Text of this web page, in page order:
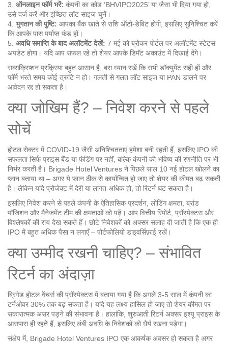
3. ऑनलाइन फॉर्म भरें: कंपनी का कोड ‘BHVIPO2025’ या जैसा भी दिया गया हो,
उसे दर्ज करें और इच्छित लॉट साइज चुनें।
4. भुगतान की पुष्टि: आपका बैंक खाते से राशि ऑटो-डेबिट होगी, इसलिए सुनिश्चित करें
कि आपके पास पर्याप्त फंड हों।
5. अवधि समाप्ति के बाद अलॉटमेंट देखें: 7 मई को ब्रोकर पोर्टल पर अलॉटमेंट स्टेटस
अपडेट होगा। यदि आप सफल रहे तो शेयर आपके डिमॅट अकाउंट में दिखाई देंगे।
सब्सक्रिप्शन प्रक्रिया बहुत आसान है, बस ध्यान रखें कि सभी डॉक्युमेंट सही हों और
फॉर्म भरते समय कोई त्रुटि न हो। गलती से गलत लॉट साइज या PAN डालने पर
आवेदन रद्द हो सकता है।
क्या जोखिम हैं? – निवेश करने से पहले
सोचें
होटल सेक्टर में COVID‑19 जैसी अनिश्चितताएं हमेशा बनी रहती हैं, इसलिए IPO की
सफलता सिर्फ प्राइस बैंड या फंडिंग पर नहीं, बल्कि कंपनी की भविष्य की रणनीति पर भी
निर्भर करती है। Brigade Hotel Ventures ने पिछले साल 10 नई होटल खोलने का
प्लान बताया था – अगर ये प्लान ठीक से कार्यान्वित हो जाए तो शेयर की कीमत बढ़ सकती
है। लेकिन यदि प्रोजेक्ट में देरी या लागत अधिक हो, तो रिटर्न घट सकता है।
इसलिए निवेश करने से पहले कंपनी के ऐतिहासिक प्रदर्शन, लोडिंग क्षमता, ब्रांड
पॉजिशन और मैनेजमेंट टीम की क्षमताओं को पढ़ें। आप वित्तीय रिपोर्ट, प्रॉस्पेक्टस और
विश्लेषकों की राय देख सकते हैं। छोटे निवेशकों को अक्सर सलाह दी जाती है कि एक ही
IPO में बहुत अधिक पैसा न लगाएँ – पोर्टफोलियो डाइवर्सिफ़ाई रखें।
क्या उम्मीद रखनी चाहिए? – संभावित
रिटर्न का अंदाज़ा
ब्रिगेड होटल वेंचर्स की प्रॉस्पेक्टस में बताया गया है कि अगले 3‑5 साल में कंपनी का
टर्नओवर 30% तक बढ़ सकता है। यदि यह लक्ष्य हासिल हो जाए तो शेयर कीमत पर
सकारात्मक असर पड़ने की संभावना है। हालांकि, शुरुआती रिटर्न अक्सर इश्यू प्राइस के
आसपास ही रहते हैं, इसलिए लंबी अवधि के निवेशकों को धैर्य रखना पड़ेगा।
संक्षेप में, Brigade Hotel Ventures IPO एक आकर्षक अवसर हो सकता है अगर